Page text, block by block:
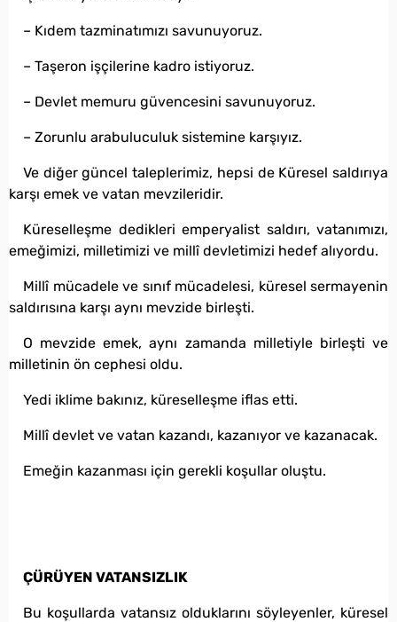
– Kıdem tazminatımızı savunuyoruz.
– Taşeron işçilerine kadro istiyoruz.
– Devlet memuru güvencesini savunuyoruz.
– Zorunlu arabuluculuk sistemine karşıyız.
Ve diğer güncel taleplerimiz, hepsi de Küresel saldırıya
karşı emek ve vatan mevzileridir.
Küreselleşme dedikleri emperyalist saldırı, vatanımızı,
emeğimizi, milletimizi ve millî devletimizi hedef alıyordu.
Millî mücadele ve sınıf mücadelesi, küresel sermayenin
saldırısına karşı aynı mevzide birleşti.
O mevzide emek, aynı zamanda milletiyle birleşti ve
milletinin ön cephesi oldu.
Yedi iklime bakınız, küreselleşme iflas etti.
Millî devlet ve vatan kazandı, kazanıyor ve kazanacak.
Emeğin kazanması için gerekli koşullar oluştu.
ÇÜRÜYEN VATANSIZLIK
Bu koşullarda vatansız olduklarını söyleyenler, küresel